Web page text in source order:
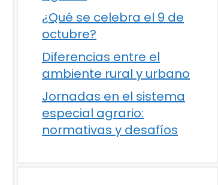
¿Qué se celebra el 9 de
octubre?
Diferencias entre el
ambiente rural y urbano
Jornadas en el sistema
especial agrario:
normativas y desafíos